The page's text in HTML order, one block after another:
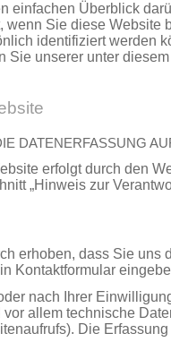
einfachen Überblick
wenn Sie diese Website
identifiziert werden
Sie unserer unter
DATENERFASSUNG
erfolgt durch den
„Hinweis zur
erhoben, dass Sie
Kontaktformular
nach Ihrer
allem technische
Die